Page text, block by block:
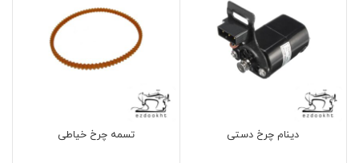
دینام چرخ دستی تسمه چرخ خیاطی